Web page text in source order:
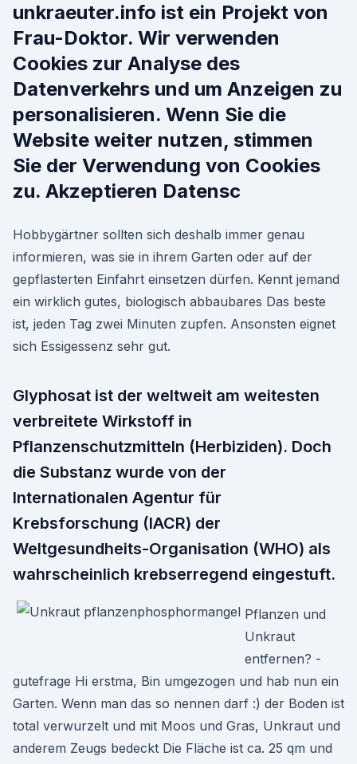
unkraeuter.info ist ein Projekt von
Frau-Doktor. Wir verwenden
Cookies zur Analyse des
Datenverkehrs und um Anzeigen zu
personalisieren. Wenn Sie die
Website weiter nutzen, stimmen
Sie der Verwendung von Cookies
zu. Akzeptieren Datensc
Hobbygärtner sollten sich deshalb immer genau
informieren, was sie in ihrem Garten oder auf der
gepflasterten Einfahrt einsetzen dürfen. Kennt jemand
ein wirklich gutes, biologisch abbaubares Das beste
ist, jeden Tag zwei Minuten zupfen. Ansonsten eignet
sich Essigessenz sehr gut.
Glyphosat ist der weltweit am weitesten
verbreitete Wirkstoff in
Pflanzenschutzmitteln (Herbiziden). Doch
die Substanz wurde von der
Internationalen Agentur für
Krebsforschung (IACR) der
Weltgesundheits-Organisation (WHO) als
wahrscheinlich krebserregend eingestuft.
Pflanzen und
Unkraut
entfernen? -
gutefrage Hi erstma, Bin umgezogen und hab nun ein
Garten. Wenn man das so nennen darf :) der Boden ist
total verwurzelt und mit Moos und Gras, Unkraut und
anderem Zeugs bedeckt Die Fläche ist ca. 25 qm und